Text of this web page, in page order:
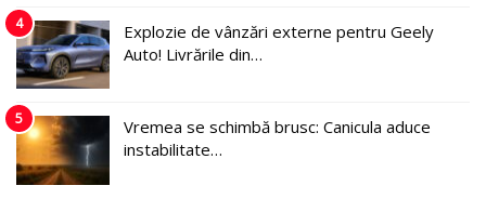
4
Explozie de vânzări externe pentru Geely
Auto! Livrările din…
5
Vremea se schimbă brusc: Canicula aduce
instabilitate…